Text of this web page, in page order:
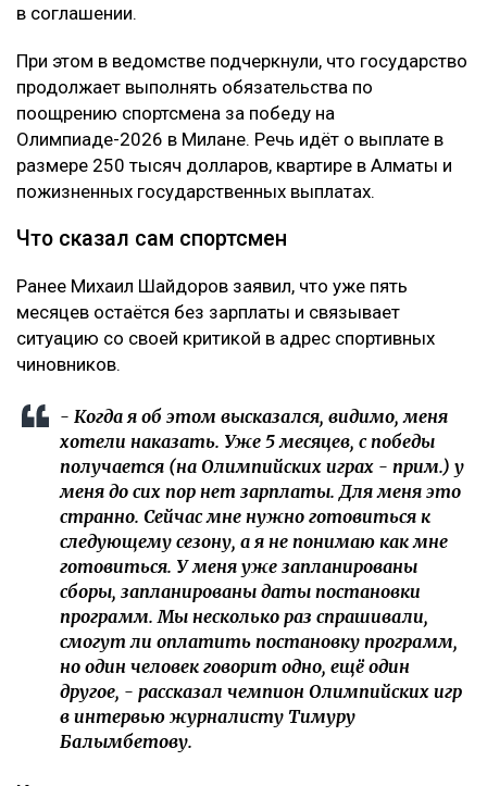
в соглашении.
При этом в ведомстве подчеркнули, что государство
продолжает выполнять обязательства по
поощрению спортсмена за победу на
Олимпиаде-2026 в Милане. Речь идёт о выплате в
размере 250 тысяч долларов, квартире в Алматы и
пожизненных государственных выплатах.
Что сказал сам спортсмен
Ранее Михаил Шайдоров заявил, что уже пять
месяцев остаётся без зарплаты и связывает
ситуацию со своей критикой в адрес спортивных
чиновников.
- Когда я об этом высказался, видимо, меня
хотели наказать. Уже 5 месяцев, с победы
получается (на Олимпийских играх - прим.) у
меня до сих пор нет зарплаты. Для меня это
странно. Сейчас мне нужно готовиться к
следующему сезону, а я не понимаю как мне
готовиться. У меня уже запланированы
сборы, запланированы даты постановки
программ. Мы несколько раз спрашивали,
смогут ли оплатить постановку программ,
но один человек говорит одно, ещё один
другое, - рассказал чемпион Олимпийских игр
в интервью журналисту Тимуру
Балымбетову.